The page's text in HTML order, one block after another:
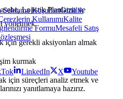
Lojistik Planlama ve
yönetmek
için gerekli aksiyonları almak
kurmak
için süreçleri analiz etmek ve
Saklama KoşullarıGizlilik
KullanımıKalite
FormuMesafeli Satış
LinkedIn X
Youtube
yanıtlamaya hazırız.